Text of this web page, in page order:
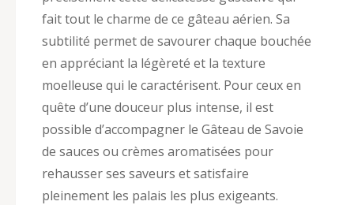
fait tout le charme de ce gâteau aérien. Sa
subtilité permet de savourer chaque bouchée
en appréciant la légèreté et la texture
moelleuse qui le caractérisent. Pour ceux en
quête d’une douceur plus intense, il est
possible d’accompagner le Gâteau de Savoie
de sauces ou crèmes aromatisées pour
rehausser ses saveurs et satisfaire
pleinement les palais les plus exigeants.